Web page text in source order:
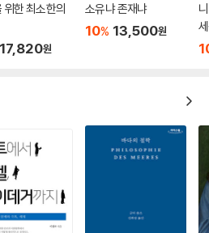
인 ‘존중’에서 오지 않습니다. 후설 현상
, 가장 은밀한 내재성 안에서만, 모든 언
적 은유로 나타내는 곳 안에서만 이 초월
아이들에게, 넓게는 우리 뒤를 이을 어린
는 이 문제가 지난 두 세기 동안 정치의 새
문제였다고 봅니다. 가령 환경 운동은 이
데요, 잘 생각해보면 환경 운동은 프랑스
치 운동이었습니다. 이건 결코 우연이
내리는 데에 기반이 되는 가치들 말입니
에서 일어났지만 공적 영역의 놀라운 변화
치까지도 여기에 포함됩니다. 그래서 이
은 필연적으로 우리 민주주의의 모습을
의 원리가 참으로 동떨어진 듯 보이는
는 방식들을 보면서 우리는 그 원리가
대한 영향력을 이해할 수 있을 겁니다.
라본 정치」 중에서
위한 최소한의
17,820원
소유냐 존재냐
10% 13,500원